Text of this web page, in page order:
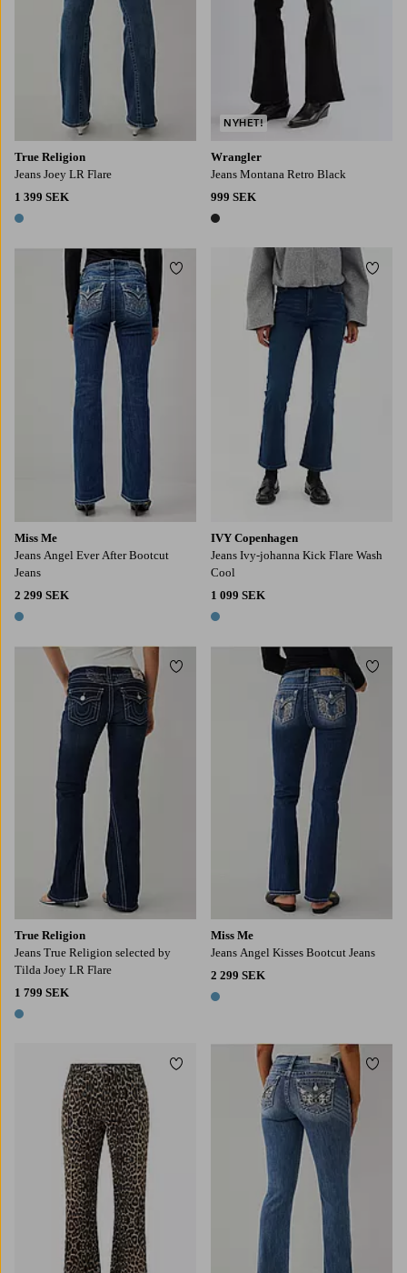
True Religion
Jeans Joey LR Flare
1 399 SEK
1 färg
Wrangler
Jeans Montana Retro Black
999 SEK
1 färg
NYHET!
Miss Me
Jeans Angel Ever After Bootcut
Jeans
2 299 SEK
1 färg
Lägg till i favoriter
IVY Copenhagen
Jeans Ivy-johanna Kick Flare Wash
Cool
1 099 SEK
1 färg
True Religion
Jeans True Religion selected by
Tilda Joey LR Flare
1 799 SEK
1 färg
Lägg till i favoriter
Miss Me
Jeans Angel Kisses Bootcut Jeans
2 299 SEK
1 färg
Lägg till i favoriter